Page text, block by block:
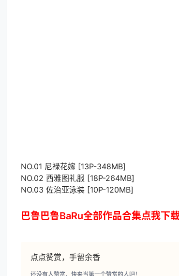
NO.01 尼禄花嫁 [13P-348MB]
NO.03 佐治亚泳装 [10P-120MB]